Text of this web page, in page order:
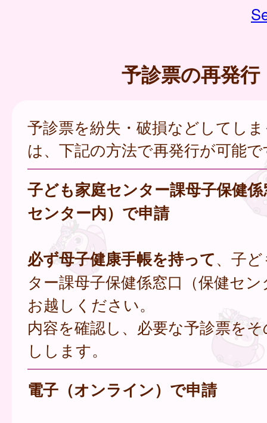
予診票の再発行
予診票を紛失・破損などしてし
は、下記の方法で再発行が可能
子ども家庭センター課母子保健
センター内）で申請
必ず母子健康手帳を持って、子
ター課母子保健係窓口（保健セ
お越しください。
内容を確認し、必要な予診票を
しします。
電子（オンライン）で申請